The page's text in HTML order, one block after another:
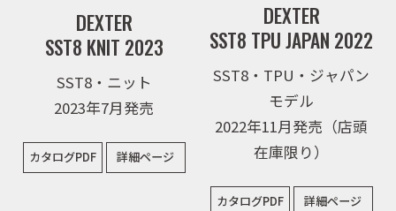
取扱ブランド
DEXTER
SST8 KNIT 2023
SST8・ニット
2023年7月発売
カタログPDF 詳細ページ
DEXTER
SST8 TPU JAPAN 2022
SST8・TPU・ジャパン
モデル
2022年11月発売（店頭
在庫限り）
カタログPDF 詳細ページ